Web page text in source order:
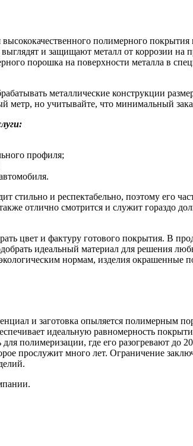
полимерного покрытия
и защищают металл от коррозии на
порошка на поверхности металла в
металлические конструкции
метр, но учитывайте, что минимальный
профиля;
стильно и респектабельно, поэтому его
отлично смотрится и служит гораздо
цвет и фактуру готового покрытия. В
идеальный материал для решения
нормам, изделия
и заготовка опыляется полимерным
идеальную равномерность
полимеризации, где его разогревают до
прослужит много лет. Ограничение